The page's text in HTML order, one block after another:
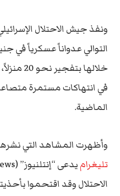
ونفذ جيش الاحتلال
التوالي عدواناً عسكرياً في
في انتهاكات مستمرة
الماضية.
وأظهرت المشاهد التي
تليغرام
الاحتلال وقد اقتحموا